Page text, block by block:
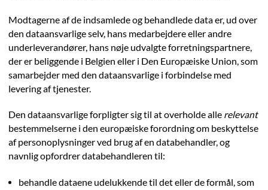
Modtagerne af de indsamlede og behandlede data er, ud over
den dataansvarlige selv, hans medarbejdere eller andre
underleverandører, hans nøje udvalgte forretningspartnere,
der er beliggende i Belgien eller i Den Europæiske Union, som
samarbejder med den dataansvarlige i forbindelse med
levering af tjenester.
Den dataansvarlige forpligter sig til at overholde alle relevant
bestemmelserne i den europæiske forordning om beskyttelse
af personoplysninger ved brug af en databehandler, og
navnlig opfordrer databehandleren til:
behandle dataene udelukkende til det eller de formål, som